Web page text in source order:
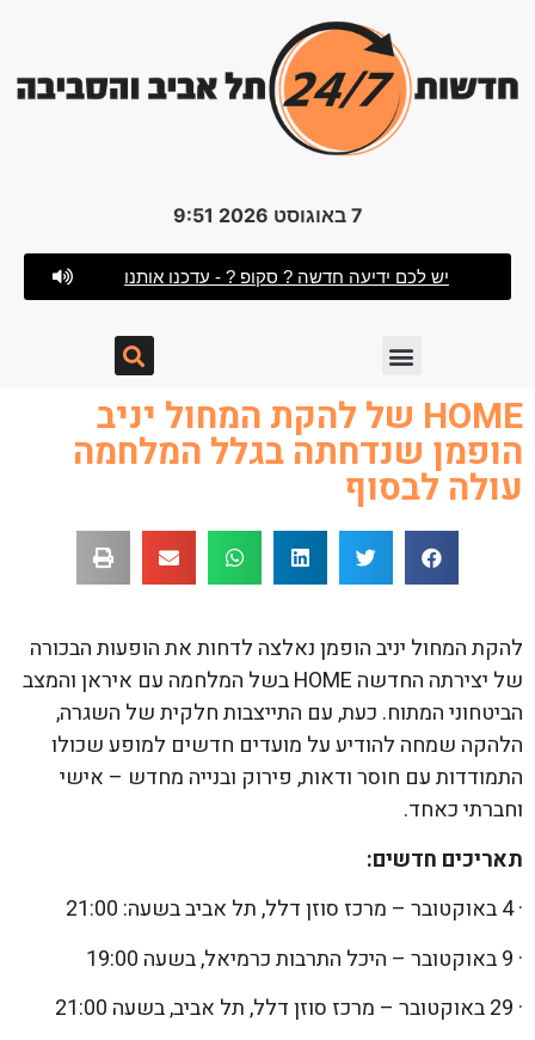
7 באוגוסט 2026 9:51
יש לכם ידיעה חדשה ? סקופ ? - עדכנו אותנו
HOME של להקת המחול יניב
הופמן שנדחתה בגלל המלחמה
עולה לבסוף
להקת המחול יניב הופמן נאלצה לדחות את הופעות הבכורה
של יצירתה החדשה HOME בשל המלחמה עם איראן והמצב
הביטחוני המתוח. כעת, עם התייצבות חלקית של השגרה,
הלהקה שמחה להודיע על מועדים חדשים למופע שכולו
התמודדות עם חוסר ודאות, פירוק ובנייה מחדש – אישי
וחברתי כאחד.
תאריכים חדשים:
· 4 באוקטובר – מרכז סוזן דלל, תל אביב בשעה: 21:00
· 9 באוקטובר – היכל התרבות כרמיאל, בשעה 19:00
· 29 באוקטובר – מרכז סוזן דלל, תל אביב, בשעה 21:00